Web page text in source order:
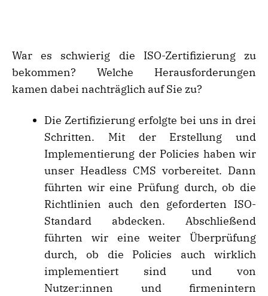
War es schwierig die ISO-Zertifizierung zu
bekommen? Welche Herausforderungen
kamen dabei nachträglich auf Sie zu?
Die Zertifizierung erfolgte bei uns in drei
Schritten. Mit der Erstellung und
Implementierung der Policies haben wir
unser Headless CMS vorbereitet. Dann
führten wir eine Prüfung durch, ob die
Richtlinien auch den geforderten ISO-
Standard abdecken. Abschließend
führten wir eine weiter Überprüfung
durch, ob die Policies auch wirklich
implementiert sind und von
Nutzer:innen und firmenintern